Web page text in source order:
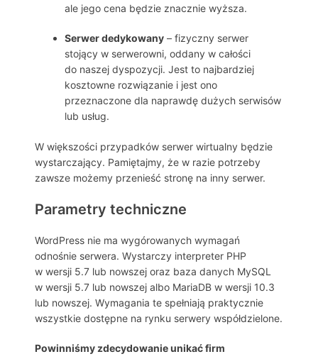
ale jego cena będzie znacznie wyższa.
Serwer dedykowany – fizyczny serwer
stojący w serwerowni, oddany w całości
do naszej dyspozycji. Jest to najbardziej
kosztowne rozwiązanie i jest ono
przeznaczone dla naprawdę dużych serwisów
lub usług.
W większości przypadków serwer wirtualny będzie
wystarczający. Pamiętajmy, że w razie potrzeby
zawsze możemy przenieść stronę na inny serwer.
Parametry techniczne
WordPress nie ma wygórowanych wymagań
odnośnie serwera. Wystarczy interpreter PHP
w wersji 5.7 lub nowszej oraz baza danych MySQL
w wersji 5.7 lub nowszej albo MariaDB w wersji 10.3
lub nowszej. Wymagania te spełniają praktycznie
wszystkie dostępne na rynku serwery współdzielone.
Powinniśmy zdecydowanie unikać firm